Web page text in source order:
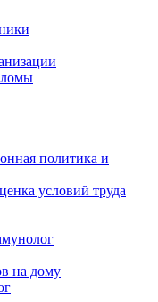
политика и
условий труда
на дому